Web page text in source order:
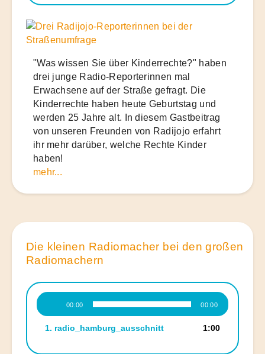
"Was wissen Sie über Kinderrechte?" haben
drei junge Radio-Reporterinnen mal
Erwachsene auf der Straße gefragt. Die
Kinderrechte haben heute Geburtstag und
werden 25 Jahre alt. In diesem Gastbeitrag
von unseren Freunden von Radijojo erfahrt
ihr mehr darüber, welche Rechte Kinder
haben!
mehr...
Die kleinen Radiomacher bei den großen
Radiomachern
Audio-
Player
00:00 00:00
1. radio_hamburg_ausschnitt 1:00